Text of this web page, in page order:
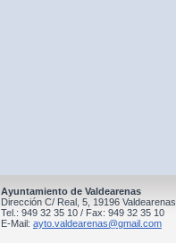
Ayuntamiento de Valdearenas
Dirección C/ Real, 5, 19196 Valdearenas
Tel.: 949 32 35 10 / Fax: 949 32 35 10
E-Mail: ayto.valdearenas@gmail.com